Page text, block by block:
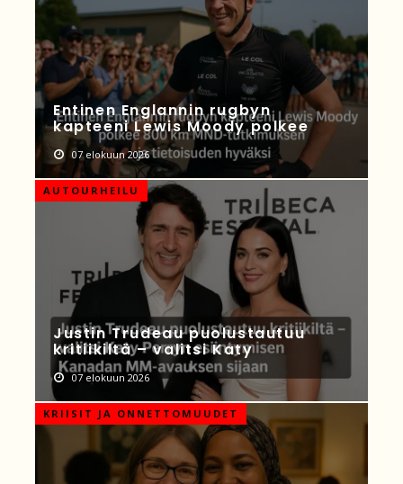
Entinen Englannin rugbyn
kapteeni Lewis Moody polkee
07 elokuun 2026
AUTOURHEILU
Justin Trudeau puolustautuu
kritiikiltä – valitsi Katy
07 elokuun 2026
KRIISIT JA ONNETTOMUUDET